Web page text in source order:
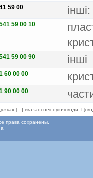
59 00 iншi:
59 00 10
59 00 90 iншi
60 00 00
90 00 00
[...] вказані неіснуючі коди. Ці
права сохранены.